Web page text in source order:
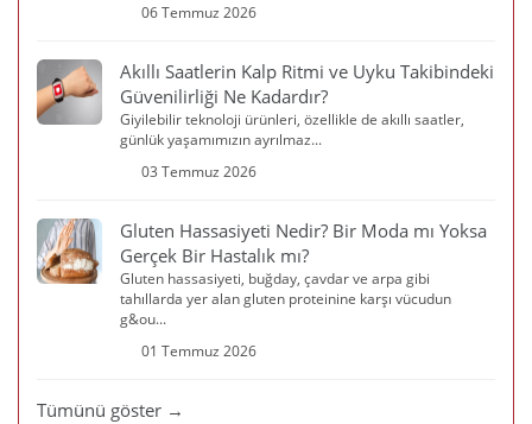
06 Temmuz 2026
Akıllı Saatlerin Kalp Ritmi ve Uyku Takibindeki
Güvenilirliği Ne Kadardır?
Giyilebilir teknoloji ürünleri, özellikle de akıllı saatler,
günlük yaşamımızın ayrılmaz...
03 Temmuz 2026
Gluten Hassasiyeti Nedir? Bir Moda mı Yoksa
Gerçek Bir Hastalık mı?
Gluten hassasiyeti, buğday, çavdar ve arpa gibi
tahıllarda yer alan gluten proteinine karşı vücudun
g&ou...
01 Temmuz 2026
Tümünü göster →